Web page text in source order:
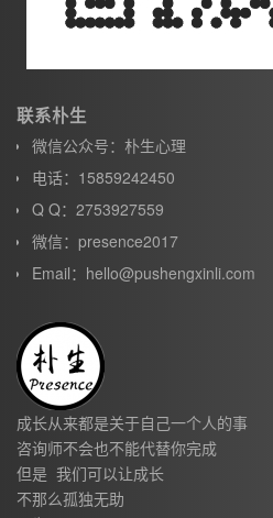
联系朴生
微信公众号：朴生心理
电话：15859242450
Q Q：2753927559
微信：presence2017
Email：hello@pushengxinli.com
成长从来都是关于自己一个人的事
咨询师不会也不能代替你完成
但是 我们可以让成长
不那么孤独无助